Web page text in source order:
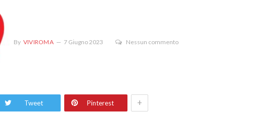
By VIVIROMA 7 Giugno 2023 Nessun commento
Tweet Pinterest +